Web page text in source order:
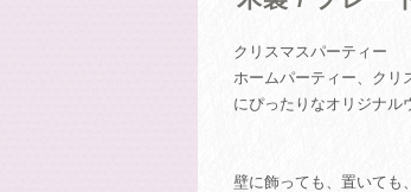
クリスマスパーティー
ホームパーティー、クリ
にぴったりなオリジナル
壁に飾っても、置いても